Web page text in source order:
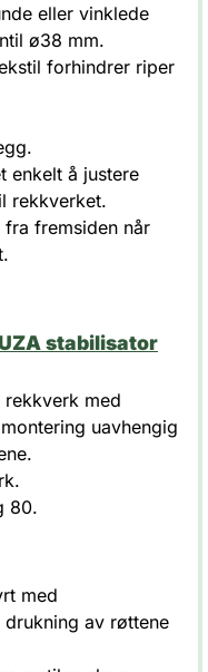
eller vinklede
ø38 mm.
forhindrer riper
enkelt å justere
rekkverket.
fra fremsiden når
stabilisator
med
uavhengig
80.
med
av røttene